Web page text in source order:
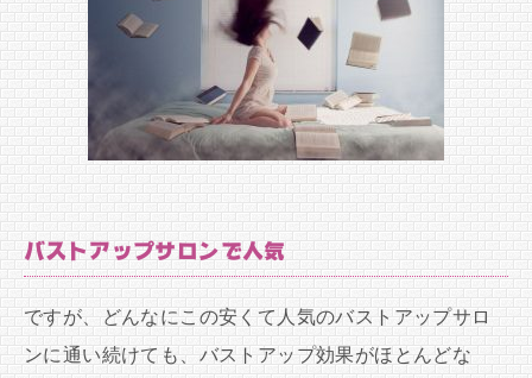
バストアップサロンで人気
ですが、どんなにこの安くて人気のバストアップサロ
ンに通い続けても、バストアップ効果がほとんどな